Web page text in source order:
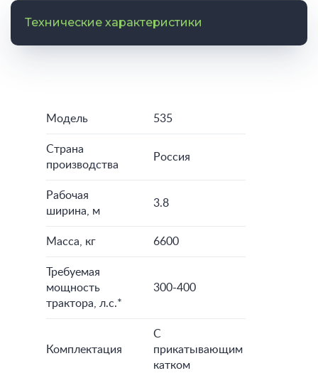
Технические характеристики
Модель 535
Страна
производства
Россия
Рабочая
ширина, м
3.8
Масса, кг 6600
Требуемая
мощность
трактора, л.с.*
300-400
Комплектация
С
прикатывающим
катком